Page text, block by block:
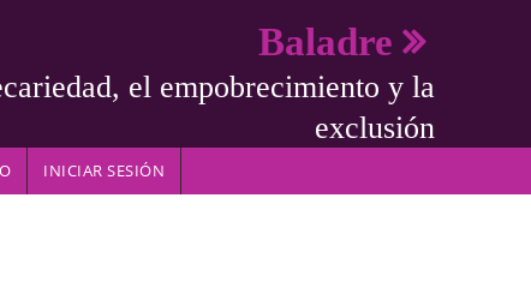
Baladre
el empobrecimiento y la
exclusión
INICIAR SESIÓN